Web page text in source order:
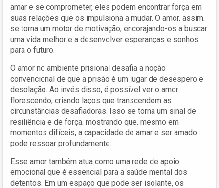
amar e se comprometer, eles podem encontrar força em
suas relações que os impulsiona a mudar. O amor, assim,
se torna um motor de motivação, encorajando-os a buscar
uma vida melhor e a desenvolver esperanças e sonhos
para o futuro.
O amor no ambiente prisional desafia a noção
convencional de que a prisão é um lugar de desespero e
desolação. Ao invés disso, é possível ver o amor
florescendo, criando laços que transcendem as
circunstâncias desafiadoras. Isso se torna um sinal de
resiliência e de força, mostrando que, mesmo em
momentos difíceis, a capacidade de amar e ser amado
pode ressoar profundamente.
Esse amor também atua como uma rede de apoio
emocional que é essencial para a saúde mental dos
detentos. Em um espaço que pode ser isolante, os